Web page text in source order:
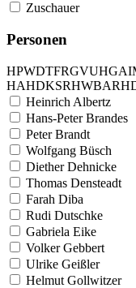
Zuschauer
Personen
HPWDTFRGVUHGAI
HAHDKSRHWBARH
Heinrich Albertz
Hans-Peter Brandes
Peter Brandt
Wolfgang Büsch
Diether Dehnicke
Thomas Densteadt
Farah Diba
Rudi Dutschke
Gabriela Eike
Volker Gebbert
Ulrike Geißler
Helmut Gollwitzer